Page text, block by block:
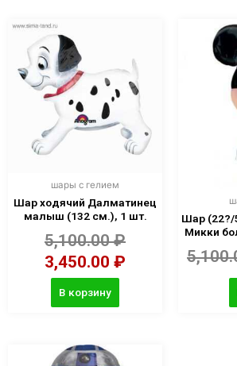
шары с гелием
Шар ходячий Далматинец
малыш (132 см.), 1 шт.
5,100.00₽
3,450.00 ₽
В корзину
Шар (22?/
Микки